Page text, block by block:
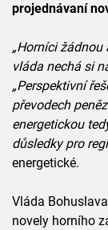
projednávaní
„Horníci
vláda nechá si
„Perspektivní
převodech
energetickou
důsledky pro
energetické.
Vláda
novely horního